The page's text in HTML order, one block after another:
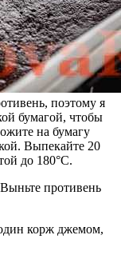
поэтому я
бумагой, чтобы
на бумагу
Выпекайте 20
до 180°С.
Выньте противень
корж джемом,